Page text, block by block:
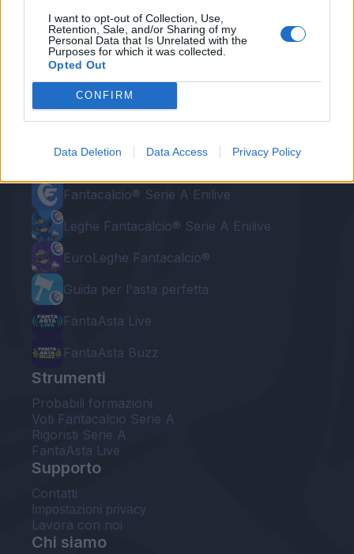
I want to opt-out of Collection, Use,
Retention, Sale, and/or Sharing of my
Personal Data that Is Unrelated with the
Purposes for which it was collected.
Opted Out
CONFIRM
Data Deletion Data Access Privacy Policy
Le nostre app
Fantacalcio® Serie A Enilive
Leghe Fantacalcio® Serie A Enilive
EuroLeghe Fantacalcio®
Guida per l'asta perfetta
FantaAsta Live
FantaAsta Buzz
Strumenti
Probabili formazioni
Voti Fantacalcio Serie A
Rigoristi Serie A
FantaAsta Live
Supporto
Contatti
Impostazioni privacy
Lavora con noi
Chi siamo